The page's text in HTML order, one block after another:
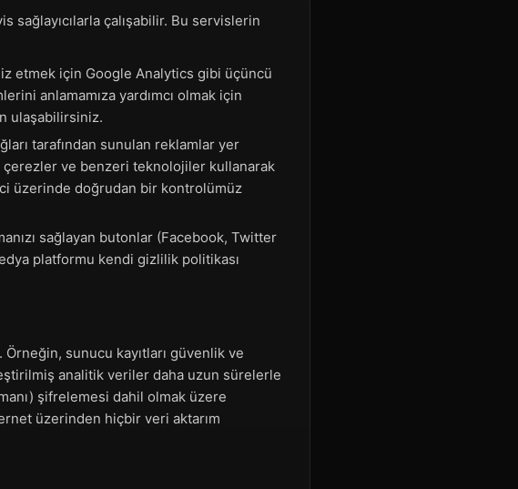
çalışabilir. Bu servislerin
etmek için Google Analytics gibi üçüncü
anlamamıza yardımcı olmak için
ulaşabilirsiniz.
tarafından sunulan reklamlar yer
çerezler ve benzeri teknolojiler kullanarak
üzerinde doğrudan bir kontrolümüz
sağlayan butonlar (Facebook, Twitter
platformu kendi gizlilik politikası
sunucu kayıtları güvenlik ve
analitik veriler daha uzun sürelerle
şifrelemesi dahil olmak üzere
üzerinden hiçbir veri aktarım